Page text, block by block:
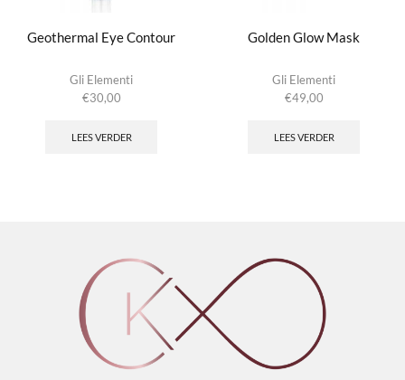
Geothermal Eye Contour
Gli Elementi
€30,00
LEES VERDER
Golden Glow Mask
Gli Elementi
€49,00
LEES VERDER